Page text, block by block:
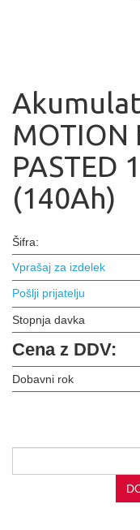
MOTION
PASTED
(140Ah)
Šifra:
Vprašaj za izdelek
Pošlji prijatelju
Stopnja davka
Cena z DDV:
Dobavni rok